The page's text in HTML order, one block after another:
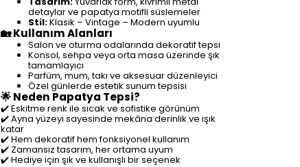
detaylar ve papatya motifli süslemeler
Stil:Klasik – Vintage – Modern uyumlu
🏡 Kullanım Alanları
Salon ve oturma odalarında dekoratif tepsi
Konsol, sehpa veya orta masa üzerinde şık
tamamlayıcı
Parfüm, mum, takı ve aksesuar düzenleyici
Özel günlerde estetik sunum tepsisi
🌟 Neden Papatya Tepsi?
✔️ Eskitme renk ile sıcak ve sofistike görünüm
✔️ Ayna yüzeyi sayesinde mekâna derinlik ve ışık
katar
✔️ Hem dekoratif hem fonksiyonel kullanım
✔️ Zamansız tasarım, her ortama uyum
✔️ Hediye için şık ve kullanışlı bir seçenek